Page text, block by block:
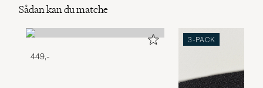
Sådan kan du matche
449,-
3-PACK